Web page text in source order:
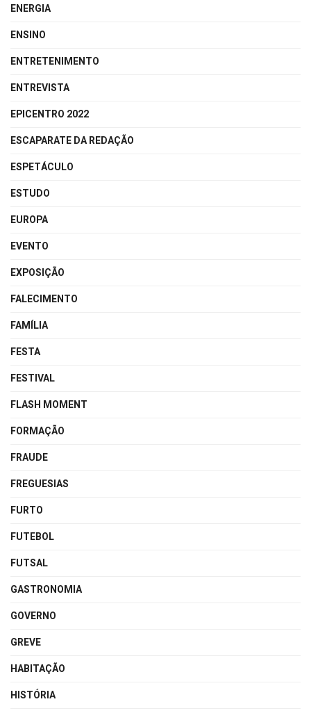
ENERGIA
ENSINO
ENTRETENIMENTO
ENTREVISTA
EPICENTRO 2022
ESCAPARATE DA REDAÇÃO
ESPETÁCULO
ESTUDO
EUROPA
EVENTO
EXPOSIÇÃO
FALECIMENTO
FAMÍLIA
FESTA
FESTIVAL
FLASH MOMENT
FORMAÇÃO
FRAUDE
FREGUESIAS
FURTO
FUTEBOL
FUTSAL
GASTRONOMIA
GOVERNO
GREVE
HABITAÇÃO
HISTÓRIA